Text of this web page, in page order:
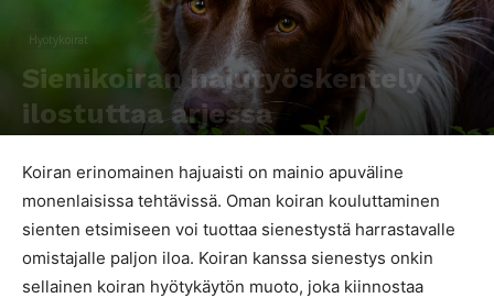
Hyötykoirat
Sienikoiran hajutyöskentely
ilostuttaa arjessa
Koiran erinomainen hajuaisti on mainio apuväline
monenlaisissa tehtävissä. Oman koiran kouluttaminen
sienten etsimiseen voi tuottaa sienestystä harrastavalle
omistajalle paljon iloa. Koiran kanssa sienestys onkin
sellainen koiran hyötykäytön muoto, joka kiinnostaa